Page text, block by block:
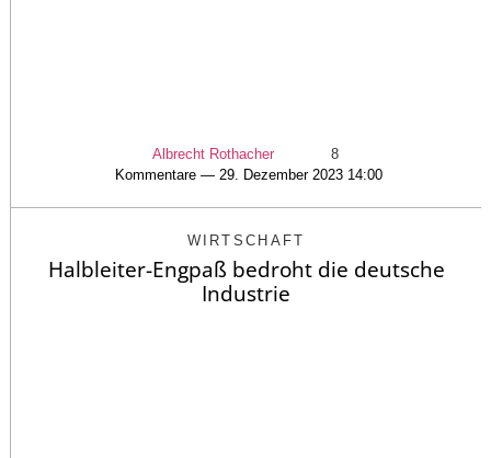
Albrecht Rothacher
8
Kommentare — 29. Dezember 2023 14:00
WIRTSCHAFT
Halbleiter-Engpaß bedroht die deutsche
Industrie